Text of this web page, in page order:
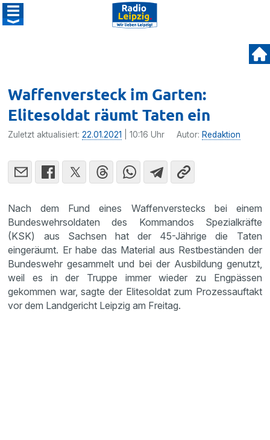
Waffenversteck im Garten:
Elitesoldat räumt Taten ein
Zuletzt aktualisiert:22.01.2021 | 10:16 Uhr Autor: Redaktion
Nach dem Fund eines Waffenverstecks bei einem
Bundeswehrsoldaten des Kommandos Spezialkräfte
(KSK) aus Sachsen hat der 45-Jährige die Taten
eingeräumt. Er habe das Material aus Restbeständen der
Bundeswehr gesammelt und bei der Ausbildung genutzt,
weil es in der Truppe immer wieder zu Engpässen
gekommen war, sagte der Elitesoldat zum Prozessauftakt
vor dem Landgericht Leipzig am Freitag.